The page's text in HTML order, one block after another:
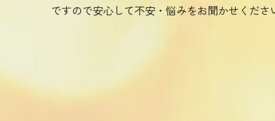
ですので安心して不安・悩みをお聞かせくださ